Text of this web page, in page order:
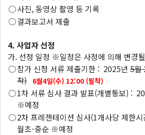
○사진, 동영상 촬영 등 기록
○결과보고서 제출
4. 사업자 선정
가. 선정 일정 ※일정은 사정에 의해 변경
○참가 신청 서류 제출기한 : 2025년 5월
착)
6월4일(수) 12:00 (필착)
○1차 서류 심사 결과 발표(개별통보) :
※예정
○2차 프레젠테이션 심사(1개사당 제한
월초-중순 ※예정